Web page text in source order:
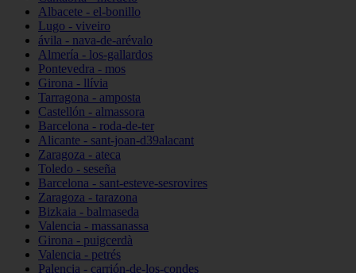
Albacete - el-bonillo
Lugo - viveiro
ávila - nava-de-arévalo
Almería - los-gallardos
Pontevedra - mos
Girona - llívia
Tarragona - amposta
Castellón - almassora
Barcelona - roda-de-ter
Alicante - sant-joan-d39alacant
Zaragoza - ateca
Toledo - seseña
Barcelona - sant-esteve-sesrovires
Zaragoza - tarazona
Bizkaia - balmaseda
Valencia - massanassa
Girona - puigcerdà
Valencia - petrés
Palencia - carrión-de-los-condes